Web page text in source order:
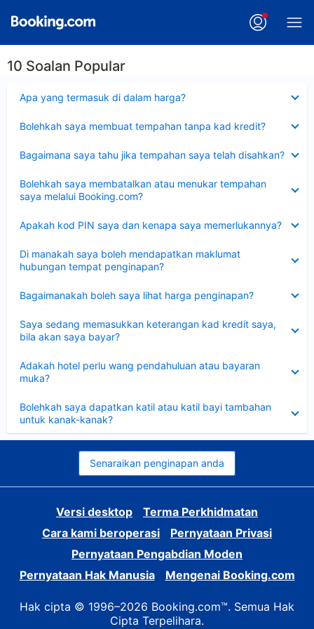
10 Soalan Popular
Apa yang termasuk di dalam harga?
Bolehkah saya membuat tempahan tanpa kad kredit?
Bagaimana saya tahu jika tempahan saya telah disahkan?
Bolehkah saya membatalkan atau menukar tempahan
saya melalui Booking.com?
Apakah kod PIN saya dan kenapa saya memerlukannya?
Di manakah saya boleh mendapatkan maklumat
hubungan tempat penginapan?
Bagaimanakah boleh saya lihat harga penginapan?
Saya sedang memasukkan keterangan kad kredit saya,
bila akan saya bayar?
Adakah hotel perlu wang pendahuluan atau bayaran
muka?
Bolehkah saya dapatkan katil atau katil bayi tambahan
untuk kanak-kanak?
Senaraikan penginapan anda
Versi desktop
Terma Perkhidmatan
Cara kami beroperasi
Pernyataan Privasi
Pernyataan Pengabdian Moden
Pernyataan Hak Manusia
Mengenai Booking.com
Hak cipta © 1996–2026 Booking.com™. Semua Hak
Cipta Terpelihara.